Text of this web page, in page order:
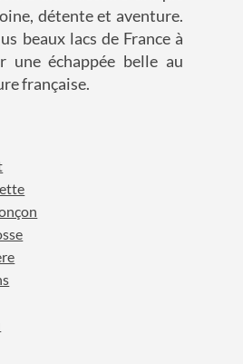
détente et aventure.
beaux lacs de France à
une échappée belle au
française.